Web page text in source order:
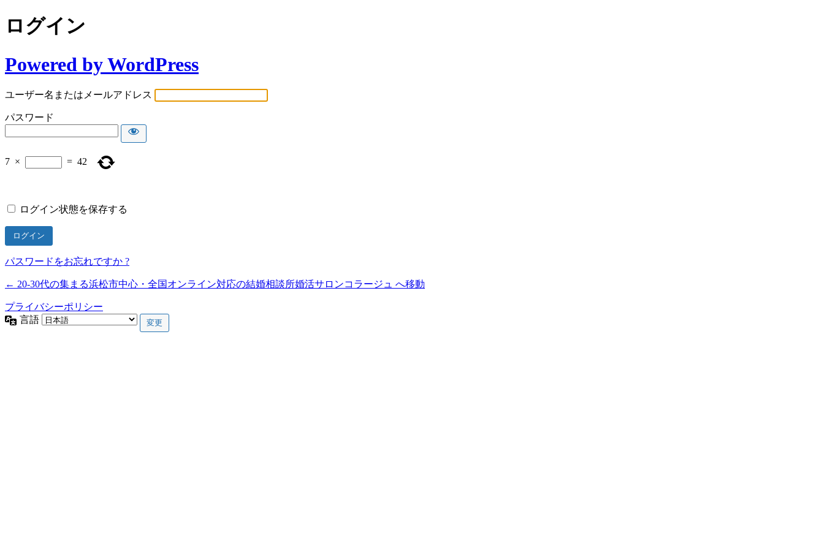
ログイン
Powered by WordPress
ユーザー名またはメールアドレス
パスワード
7 × = 42
ログイン状態を保存する
パスワードをお忘れですか ?
← 20-30代の集まる浜松市中心・全国オンライン対応の結婚相談所婚活サロンコラージュ へ移動
プライバシーポリシー
言語